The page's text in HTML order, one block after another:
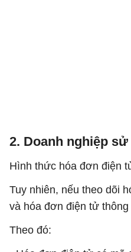
2. Doanh nghiệp
Hình thức hóa đơn điện
Tuy nhiên, nếu theo dõi
và hóa đơn điện tử
Theo đó: